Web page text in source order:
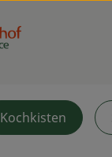
Kochkisten